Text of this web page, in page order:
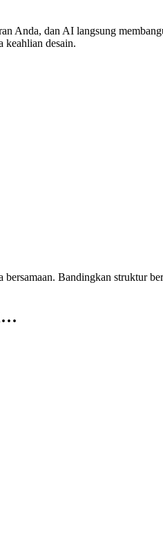
Anda, dan AI langsung
keahlian desain.
Bandingkan struktur